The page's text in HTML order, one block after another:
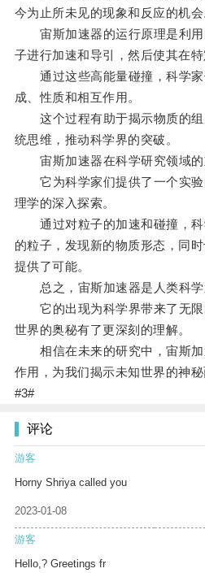
今为止所未见的现象和反应的机会
宙斯加速器的运行原理是利用
子进行加速和导引，然后使其在特
通过这些高能量碰撞，科学家
成、性质和相互作用。
这个过程有助于揭示物质的组
统思维，推动科学界的突破。
宙斯加速器在科学研究领域的
它为科学家们提供了一个实验
理学的深入探索。
通过对粒子的加速和碰撞，科
的粒子，发现新的物质形态，同
提供了可能。
总之，宙斯加速器是人类科学
它的出现为科学界带来了无限
世界的奥秘有了更深刻的理解。
相信在未来的研究中，宙斯加
作用，为我们揭示未知世界的神秘
#3#
评论
游客
Horny Shriya called you
2023-01-08
游客
Hello,? Greetings fr